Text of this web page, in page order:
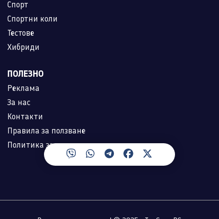
Спорт
Спортни коли
Тестове
Хибриди
ПОЛЕЗНО
Реклама
За нас
Контакти
Правила за ползване
Политика за лични данни